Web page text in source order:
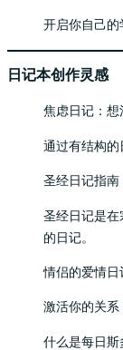
开启你自己
日记本创作灵感
焦虑日记：
通过有结构的
圣经日记指南
圣经日记是
的日记。
情侣的爱情
激活你的关系
什么是每日斯